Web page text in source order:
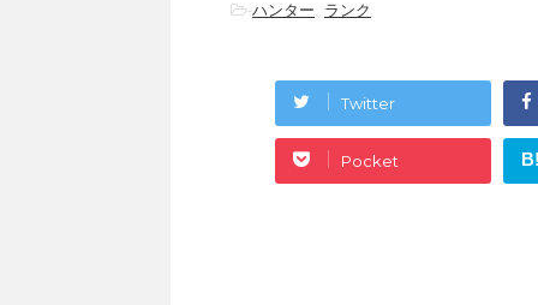
-ハンター, ランク
Twitter
Pocket